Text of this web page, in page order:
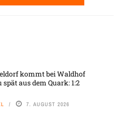
kommt bei Waldhof
aus dem Quark: 1:2
7. AUGUST 2026